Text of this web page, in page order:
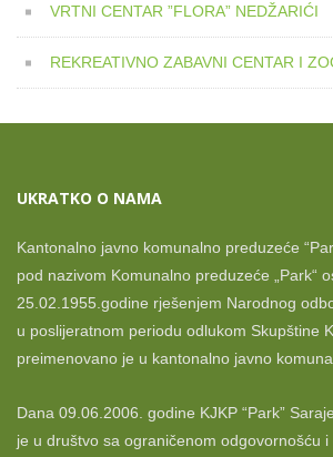
VRTNI CENTAR ”FLORA” NEDŽARIĆI
REKREATIVNO ZABAVNI CENTAR I
UKRATKO O NAMA
Kantonalno javno komunalno preduzeće
pod nazivom Komunalno preduzeće „Park“
25.02.1955.godine rješenjem Narodnog
u poslijeratnom periodu odlukom Skupštine
preimenovano je u kantonalno javno
Dana 09.06.2006. godine KJKP “Park”
je u društvo sa ograničenom odgovornošću